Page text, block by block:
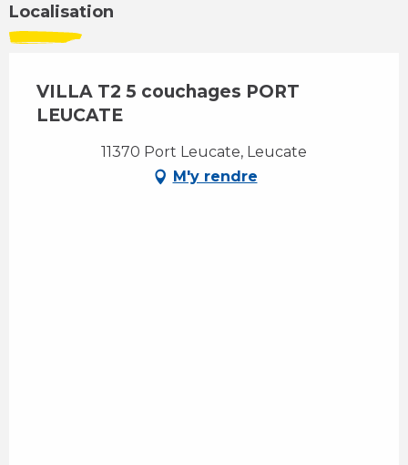
Localisation
VILLA T2 5 couchages PORT
LEUCATE
11370 Port Leucate, Leucate
M'y rendre